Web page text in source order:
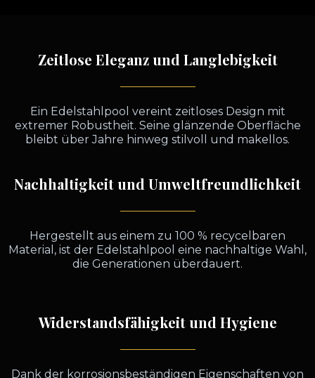
Zeitlose Eleganz und Langlebigkeit
Ein Edelstahlpool vereint zeitloses Design mit
extremer Robustheit. Seine glänzende Oberfläche
bleibt über Jahre hinweg stilvoll und makellos.
Nachhaltigkeit und Umweltfreundlichkeit
Hergestellt aus einem zu 100 % recycelbaren
Material, ist der Edelstahlpool eine nachhaltige Wahl,
die Generationen überdauert.
Widerstandsfähigkeit und Hygiene
Dank der korrosionsbeständigen Eigenschaften von